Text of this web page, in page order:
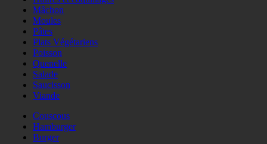
Mâchon
Moules
Pâtes
Plats Végétariens
Poisson
Quenelle
Salade
Saucisson
Viande
Couscous
Hamburger
Burger